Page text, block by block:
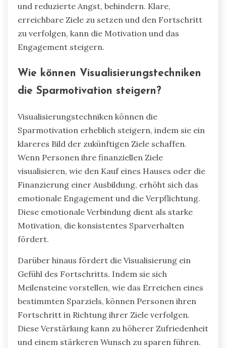
und reduzierte Angst, behindern. Klare,
erreichbare Ziele zu setzen und den Fortschritt
zu verfolgen, kann die Motivation und das
Engagement steigern.
Wie können Visualisierungstechniken
die Sparmotivation steigern?
Visualisierungstechniken können die
Sparmotivation erheblich steigern, indem sie ein
klareres Bild der zukünftigen Ziele schaffen.
Wenn Personen ihre finanziellen Ziele
visualisieren, wie den Kauf eines Hauses oder die
Finanzierung einer Ausbildung, erhöht sich das
emotionale Engagement und die Verpflichtung.
Diese emotionale Verbindung dient als starke
Motivation, die konsistentes Sparverhalten
fördert.
Darüber hinaus fördert die Visualisierung ein
Gefühl des Fortschritts. Indem sie sich
Meilensteine vorstellen, wie das Erreichen eines
bestimmten Sparziels, können Personen ihren
Fortschritt in Richtung ihrer Ziele verfolgen.
Diese Verstärkung kann zu höherer Zufriedenheit
und einem stärkeren Wunsch zu sparen führen.